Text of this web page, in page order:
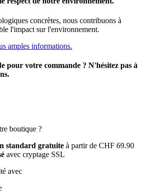
concrètes, nous contribuons à
l'impact sur l'environnement.
amples informations.
pour votre commande ? N'hésitez pas à
boutique ?
standard gratuite à partir de CHF 69.90
avec cryptage SSL
avec